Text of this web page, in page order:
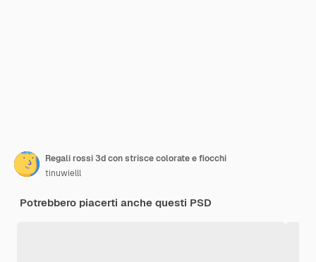
Regali rossi 3d con strisce colorate e fiocchi
tinuwielll
Potrebbero piacerti anche questi PSD